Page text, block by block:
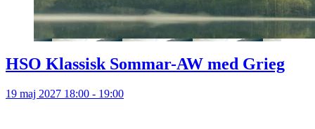
HSO Klassisk Sommar-AW med Grieg
19 maj 2027 18:00 - 19:00